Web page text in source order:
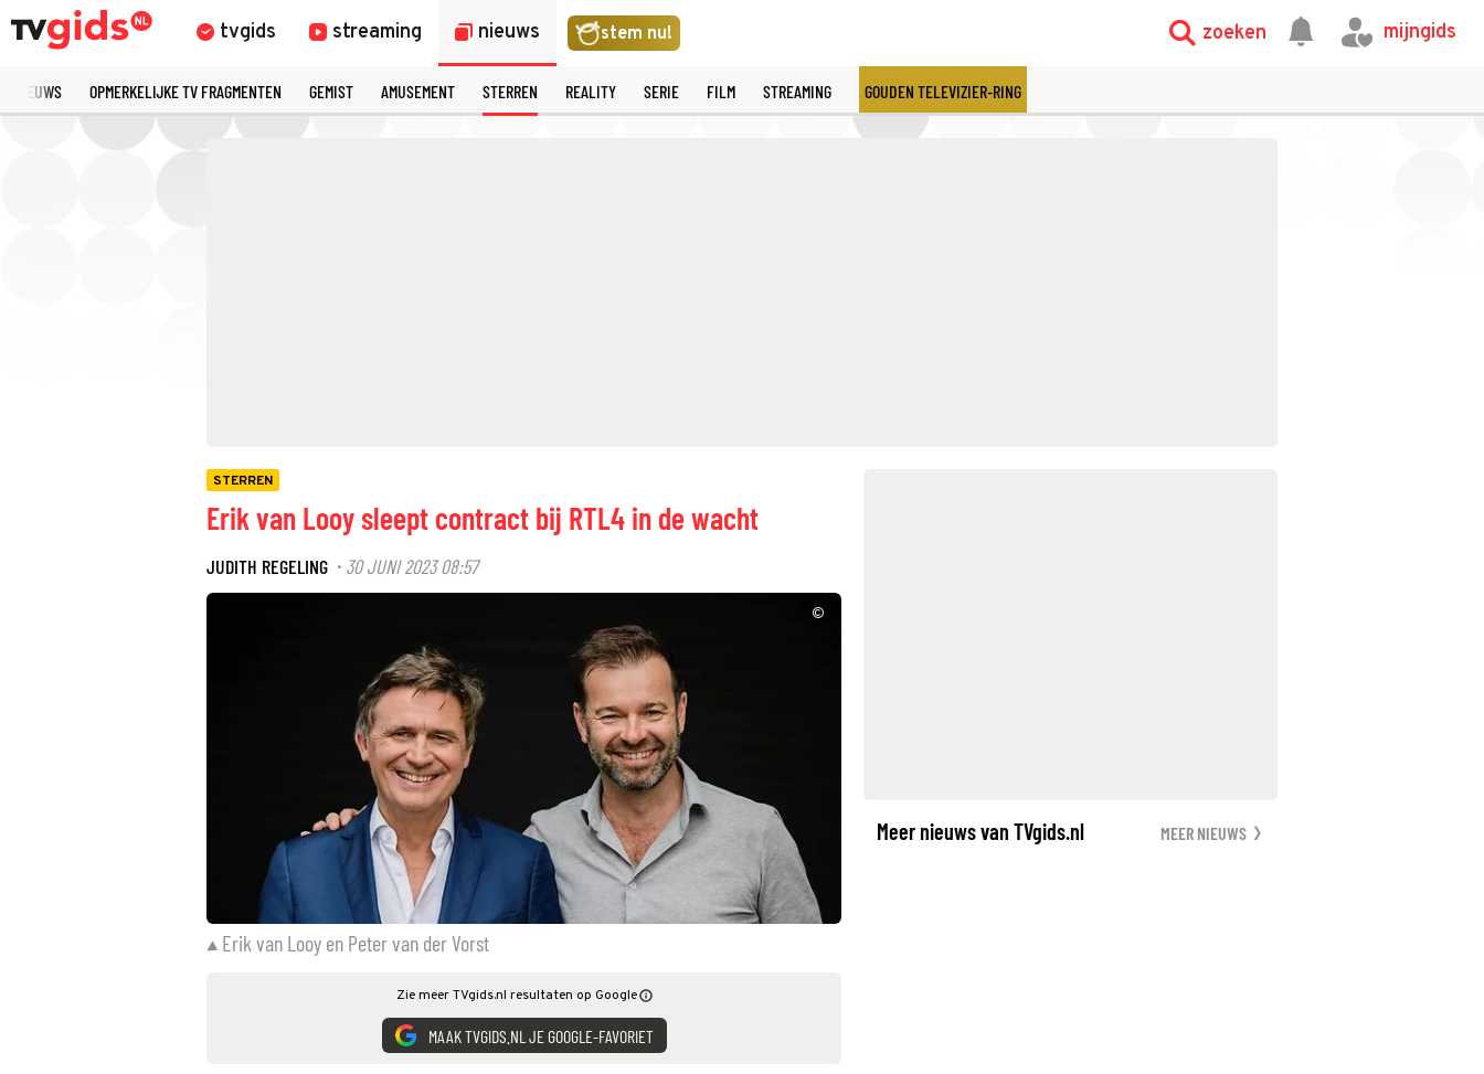
tvgids streaming nieuws stem nu! zoeken mijngids
NIEUWS OPMERKELIJKE TV FRAGMENTEN GEMIST AMUSEMENT STERREN REALITY SERIE FILM STREAMING GOUDEN TELEVIZIER-RING
STERREN
Erik van Looy sleept contract bij RTL4 in de wacht
JUDITH REGELING · 30 JUNI 2023 08:57
©
Erik van Looy en Peter van der Vorst
Zie meer TVgids.nl resultaten op Google
MAAK TVGIDS.NL JE GOOGLE-FAVORIET
Meer nieuws van TVgids.nl MEER NIEUWS